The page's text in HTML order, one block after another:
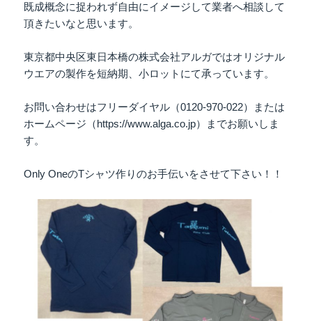
既成概念に捉われず自由にイメージして業者へ相談して
頂きたいなと思います。
東京都中央区東日本橋の株式会社アルガではオリジナル
ウエアの製作を短納期、小ロットにて承っています。
お問い合わせはフリーダイヤル（0120-970-022）または
ホームページ（https://www.alga.co.jp）までお願いしま
す。
Only OneのTシャツ作りのお手伝いをさせて下さい！！